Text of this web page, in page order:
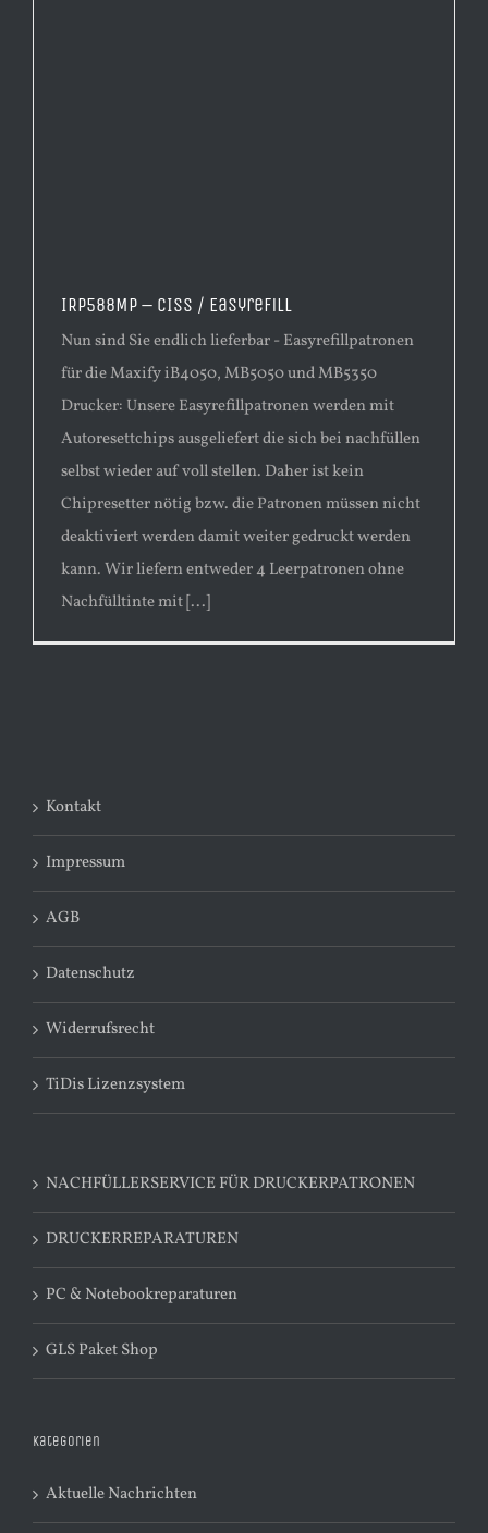
IRP588MP – CISS / Easyrefill
Nun sind Sie endlich lieferbar - Easyrefillpatronen
für die Maxify iB4050, MB5050 und MB5350
Drucker: Unsere Easyrefillpatronen werden mit
Autoresettchips ausgeliefert die sich bei nachfüllen
selbst wieder auf voll stellen. Daher ist kein
Chipresetter nötig bzw. die Patronen müssen nicht
deaktiviert werden damit weiter gedruckt werden
kann. Wir liefern entweder 4 Leerpatronen ohne
Nachfülltinte mit [...]
Kontakt
Impressum
AGB
Datenschutz
Widerrufsrecht
TiDis Lizenzsystem
NACHFÜLLERSERVICE FÜR DRUCKERPATRONEN
DRUCKERREPARATUREN
PC & Notebookreparaturen
GLS Paket Shop
Kategorien
Aktuelle Nachrichten